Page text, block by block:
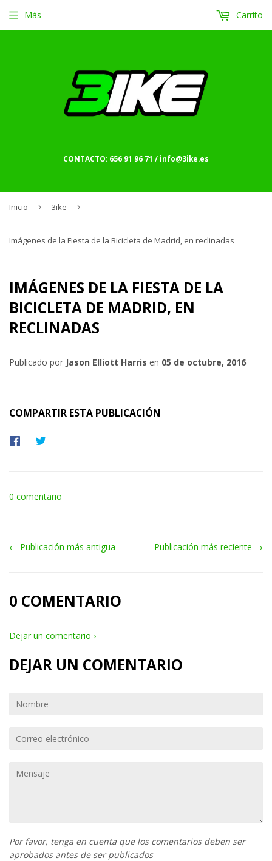
CONTACTO: 656 91 96 71 / info@3ike.es
Más Carrito
Inicio › 3ike ›
Imágenes de la Fiesta de la Bicicleta de Madrid, en reclinadas
IMÁGENES DE LA FIESTA DE LA
BICICLETA DE MADRID, EN
RECLINADAS
Publicado por Jason Elliott Harris en 05 de octubre, 2016
COMPARTIR ESTA PUBLICACIÓN
Compartir
0 comentario
← Publicación más antigua Publicación más reciente →
0 COMENTARIO
Dejar un comentario ›
DEJAR UN COMENTARIO
Nombre
Correo
Mensaje
Por favor, tenga en cuenta que los comentarios deben ser
aprobados antes de ser publicados